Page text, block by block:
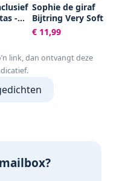
-
-
-
Beige
Sophie de giraf
Bijtring Very Soft -
Baby speelgoed -
Kraamcadeau -
- 100% Natuurlijk
geschenkdoosje
€ 11,99
link, dan ontvangt deze